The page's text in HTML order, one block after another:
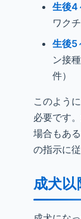
生後4
ワク
生後5
ン接
件）
このよう
必要です
場合もあ
の指示に
成犬